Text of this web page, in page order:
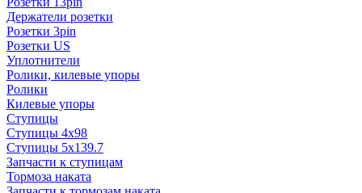
Держатели розетки
Розетки 3pin
Розетки US
Уплотнители
Ролики, килевые упоры
Ролики
Килевые упоры
Ступицы
Ступицы 4x98
Ступицы 5x139.7
Запчасти к ступицам
Тормоза наката